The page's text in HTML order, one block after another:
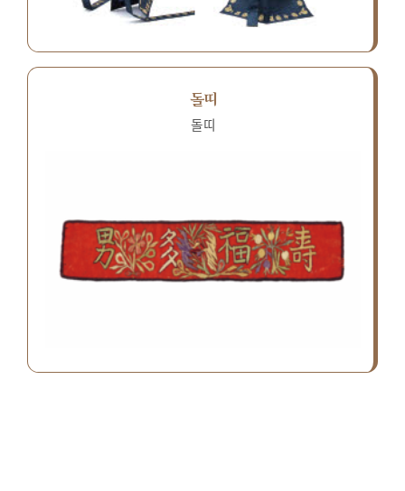
돌띠
돌띠